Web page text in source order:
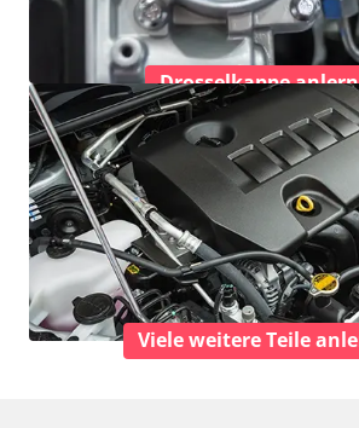
Drosselkappe
Viele weitere Teile